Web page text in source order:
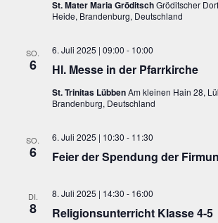
St. Mater Maria GröditschGröditscher
Heide, Brandenburg, Deutschland
SO.
6 Hl. Messe in der Pfarrkirche
6. Juli 2025 | 09:00 - 10:00
St. Trinitas LübbenAm kleinen Hain 28,
Brandenburg, Deutschland
SO.
6 Feier der Spendung der
6. Juli 2025 | 10:30 - 11:30
DI.
8 Religionsunterricht Klasse 4-5
8. Juli 2025 | 14:30 - 16:00